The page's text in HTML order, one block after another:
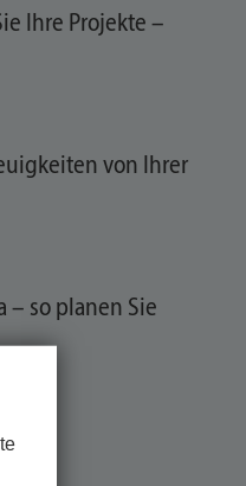
Ihre Projekte –
von Ihrer
– so planen Sie